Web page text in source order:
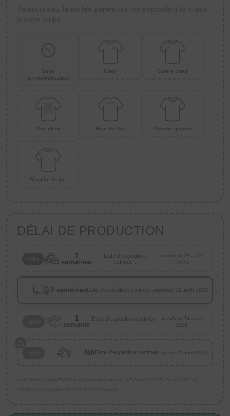
Sans
personnalisation
Cœur Contre cœur
Dos plein Haut du dos Manche gauche
Manche droite
DÉLAI DE PRODUCTION
3
semaines
Date d'expédition
estimée :
vendredi 28 août
2026
2 semaines Date d'expédition estimée :vendredi 21 août 2026
1
semaine
Date d'expédition estimée
:
vendredi 14 août
2026
48h Date d'expédition estimée :mardi 11 août 2026